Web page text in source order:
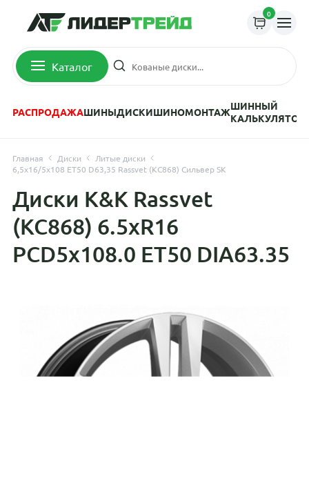
0
Каталог
РАСПРОДАЖАШИНЫДИСКИШИНОМОНТАЖШИННЫЙ
КАЛЬКУЛЯТОР
Главная Диски
Литые диски
6,5x16/5x108 ET50 D63,35 Rassvet (КС868) Сильвер SK
Диски K&K Rassvet
(КС868) 6.5xR16
PCD5x108.0 ET50 DIA63.35